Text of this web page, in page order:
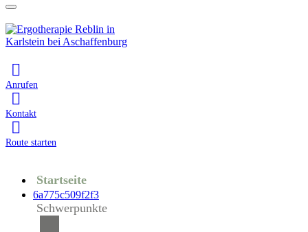
Anrufen
Kontakt
Route starten
Startseite
6a775c509f2f3
Schwerpunkte